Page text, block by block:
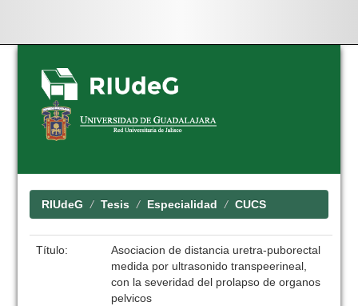
Skip
navigation
RIUdeG Tesis Especialidad CUCS
Título:
Asociacion de distancia uretra-puborectal
medida por ultrasonido transpeerineal,
con la severidad del prolapso de organos
pelvicos